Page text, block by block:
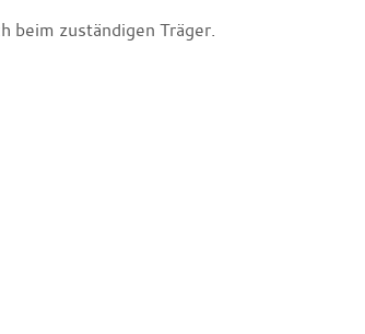
beim zuständigen Träger.